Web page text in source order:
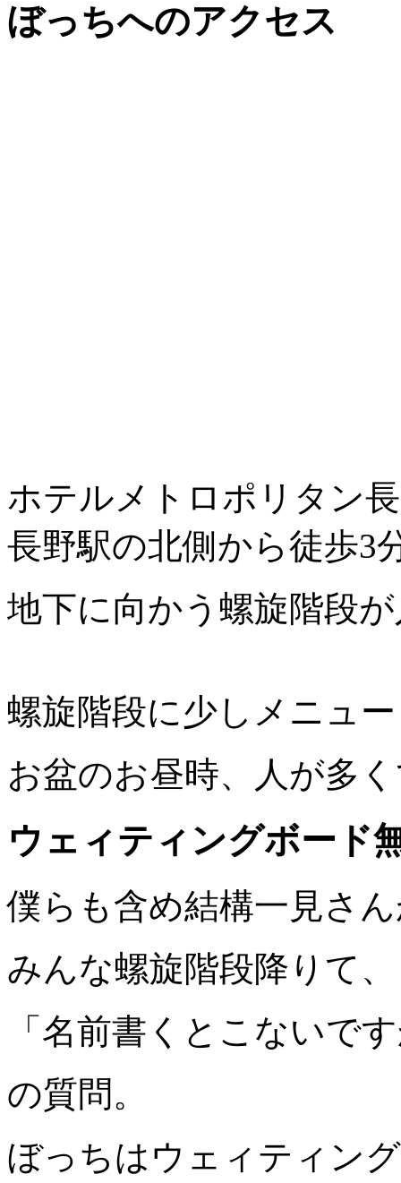
ぼっちへのアクセス
ホテルメトロポリタン
長野駅の北側から徒歩3
地下に向かう螺旋階段
螺旋階段に少しメニュ
お盆のお昼時、人が多
ウェィティングボード
僕らも含め結構一見さ
みんな螺旋階段降りて、
「名前書くとこないで
の質問。
ぼっちはウェィティン